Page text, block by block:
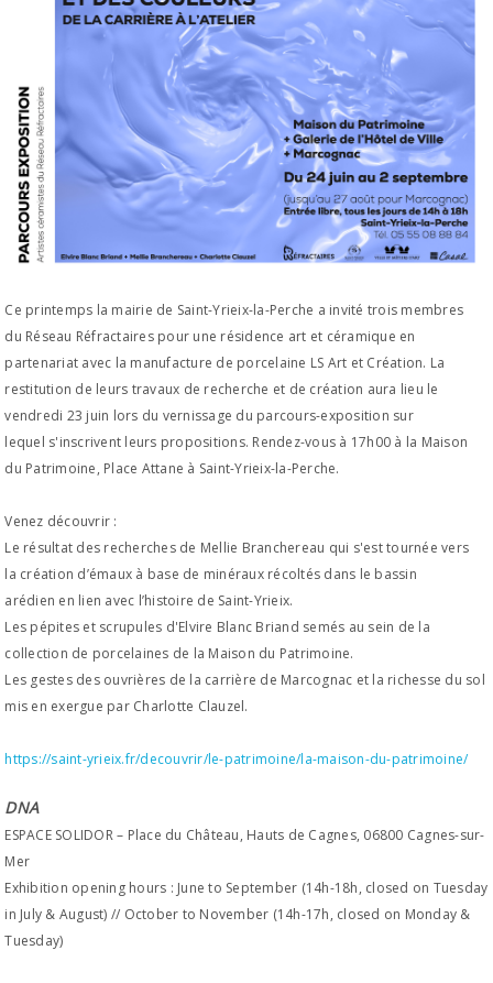
Ce printemps la mairie de Saint-Yrieix-la-Perche a invité trois membres
du Réseau Réfractaires pour une résidence art et céramique en
partenariat avec la manufacture de porcelaine LS Art et Création. La
restitution de leurs travaux de recherche et de création aura lieu le
vendredi 23 juin lors du vernissage du parcours-exposition sur
lequel s'inscrivent leurs propositions. Rendez-vous à 17h00 à la Maison
du Patrimoine, Place Attane à Saint-Yrieix-la-Perche.
Venez découvrir :
Le résultat des recherches de Mellie Branchereau qui s'est tournée vers
la création d’émaux à base de minéraux récoltés dans le bassin
arédien en lien avec l’histoire de Saint-Yrieix.
Les pépites et scrupules d'Elvire Blanc Briand semés au sein de la
collection de porcelaines de la Maison du Patrimoine.
Les gestes des ouvrières de la carrière de Marcognac et la richesse du sol
mis en exergue par Charlotte Clauzel.
https://saint-yrieix.fr/decouvrir/le-patrimoine/la-maison-du-patrimoine/
DNA
ESPACE SOLIDOR – Place du Château, Hauts de Cagnes, 06800 Cagnes-sur-
Mer
Exhibition opening hours : June to September (14h-18h, closed on Tuesday
in July & August) // October to November (14h-17h, closed on Monday &
Tuesday)